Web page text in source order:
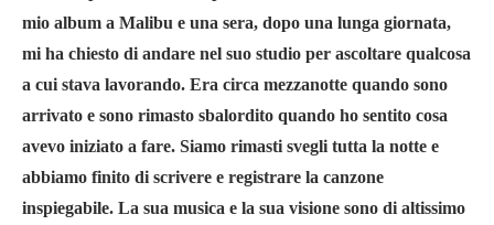
mio album a Malibu e una sera, dopo una lunga giornata,
mi ha chiesto di andare nel suo studio per ascoltare qualcosa
a cui stava lavorando. Era circa mezzanotte quando sono
arrivato e sono rimasto sbalordito quando ho sentito cosa
avevo iniziato a fare. Siamo rimasti svegli tutta la notte e
abbiamo finito di scrivere e registrare la canzone
inspiegabile. La sua musica e la sua visione sono di altissimo